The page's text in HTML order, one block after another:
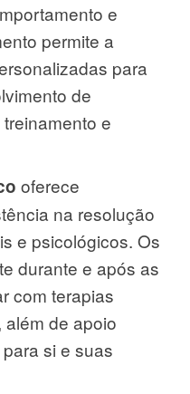
e
permite a
para
de
e
oferece
na resolução
e psicológicos. Os
durante e após as
com terapias
de apoio
si e suas